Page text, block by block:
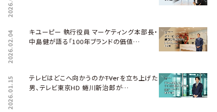
2026.02.04
キユーピー 執行役員 マーケティング本部長・
中島健が語る「100年ブランドの価値…
2026.01.15
テレビはどこへ向かうのか――TVerを立ち上げた
男、テレビ東京HD 蜷川新治郎が…